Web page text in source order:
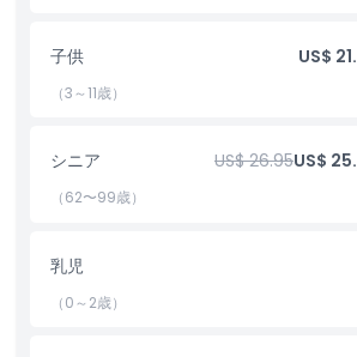
の精神、そして歴史上最も有名な戦艦の一つ
日常生活について、より深く理解できます。
この浮かぶ博物館を探検し、米海軍の遺産を
ハイライト
含まれるもの
子供 US$
（3～11歳）
シニア US$ 26.95US$
（62〜99歳）
乳児
（0～2歳）